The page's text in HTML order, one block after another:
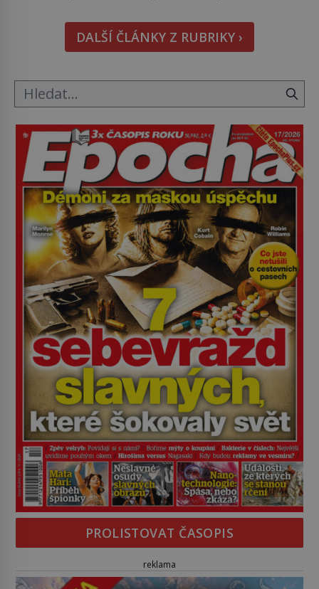
hmatatelnějšího. Naprosto rekordní kometu!
Astronomové Pedro Bernardinelli a Gary Bernstein
mravenčí prací zkoumají archivní snímky v rámci
DALŠÍ ČLÁNKY Z RUBRIKY ›
PROLISTOVAT ČASOPIS
reklama